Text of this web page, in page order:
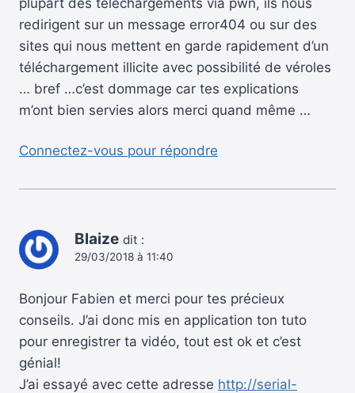
plupart des téléchargements via pwn, ils nous
redirigent sur un message error404 ou sur des
sites qui nous mettent en garde rapidement d’un
téléchargement illicite avec possibilité de véroles
… bref …c’est dommage car tes explications
m’ont bien servies alors merci quand même …
Connectez-vous pour répondre
Blaize dit :
29/03/2018 à 11:40
Bonjour Fabien et merci pour tes précieux
conseils. J’ai donc mis en application ton tuto
pour enregistrer ta vidéo, tout est ok et c’est
génial!
J’ai essayé avec cette adresse http://serial-